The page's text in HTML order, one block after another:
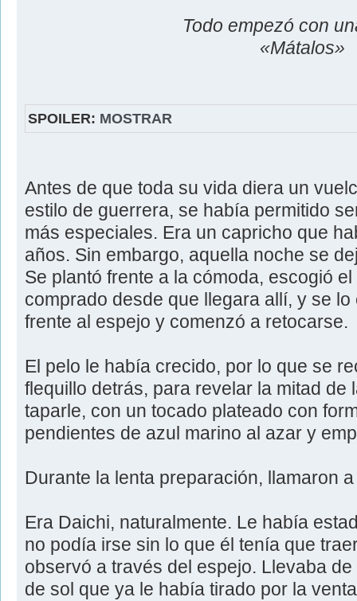
Todo empezó con
«Mátalos»
SPOILER: MOSTRAR
Antes de que toda su vida diera un
estilo de guerrera, se había permitido
más especiales. Era un capricho que
años. Sin embargo, aquella noche se
Se plantó frente a la cómoda, escogió
comprado desde que llegara allí, y se
frente al espejo y comenzó a retocarse.
El pelo le había crecido, por lo que se
flequillo detrás, para revelar la mitad de
taparle, con un tocado plateado con
pendientes de azul marino al azar y
Durante la lenta preparación, llamaron
Era Daichi, naturalmente. Le había
no podía irse sin lo que él tenía que
observó a través del espejo. Llevaba
de sol que ya le había tirado por la